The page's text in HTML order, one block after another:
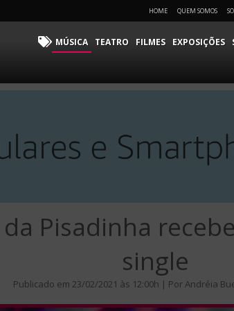
HOME QUEM SOMOS
MÚSICA TEATRO FILMES EXPOSIÇÕES
Pisadinha
single
Publicado em 23/02/2021 às 12:00h | Por Andréia